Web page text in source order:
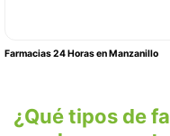
Farmacias 24 Horas en Manzanillo
¿Qué tipos de